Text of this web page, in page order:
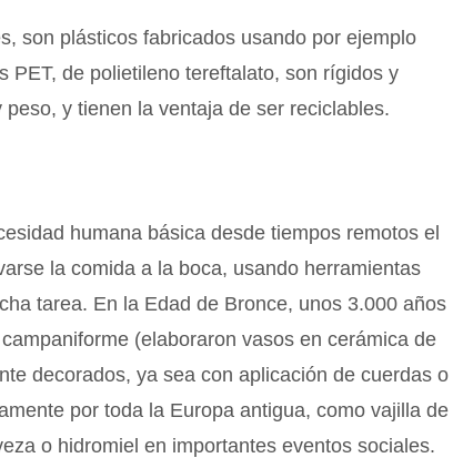
son plásticos fabricados usando por ejemplo
PET, de polietileno tereftalato, son rígidos y
y tienen la ventaja de ser reciclables.
humana básica desde tiempos remotos el
la comida a la boca, usando herramientas
tarea. En la Edad de Bronce, unos 3.000 años
(elaboraron vasos en cerámica de
decorados, ya sea con aplicación de cuerdas o
por toda la Europa antigua, como vajilla de
o hidromiel en importantes eventos sociales.